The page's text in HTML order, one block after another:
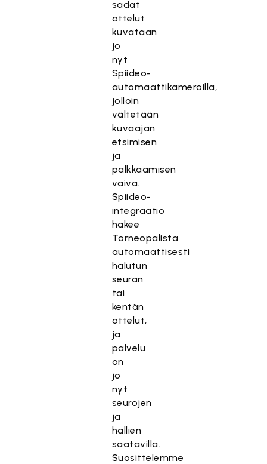
sadat
ottelut
kuvataan
jo
nyt
Spiideo-
automaattikameroilla,
jolloin
vältetään
kuvaajan
etsimisen
ja
palkkaamisen
vaiva.
Spiideo-
integraatio
hakee
Torneopalista
automaattisesti
halutun
seuran
tai
kentän
ottelut,
ja
palvelu
on
jo
nyt
seurojen
ja
hallien
saatavilla.
Suosittelemme